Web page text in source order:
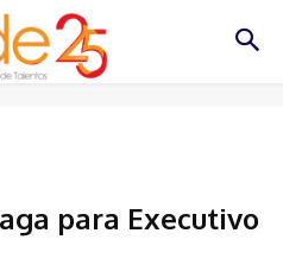
para Executivo